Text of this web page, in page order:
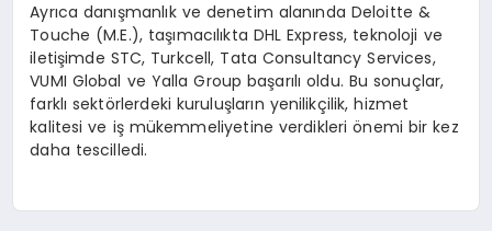
Ayrıca danışmanlık ve denetim alanında Deloitte &
Touche (M.E.), taşımacılıkta DHL Express, teknoloji ve
iletişimde STC, Turkcell, Tata Consultancy Services,
VUMI Global ve Yalla Group başarılı oldu. Bu sonuçlar,
farklı sektörlerdeki kuruluşların yenilikçilik, hizmet
kalitesi ve iş mükemmeliyetine verdikleri önemi bir kez
daha tescilledi.